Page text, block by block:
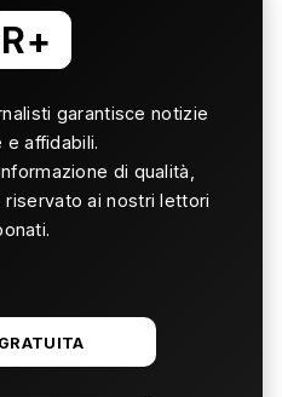
garantisce notizie
e affidabili.
di qualità,
ai nostri lettori